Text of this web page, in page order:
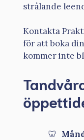
strålande
Kontakta
för att boka
kommer inte